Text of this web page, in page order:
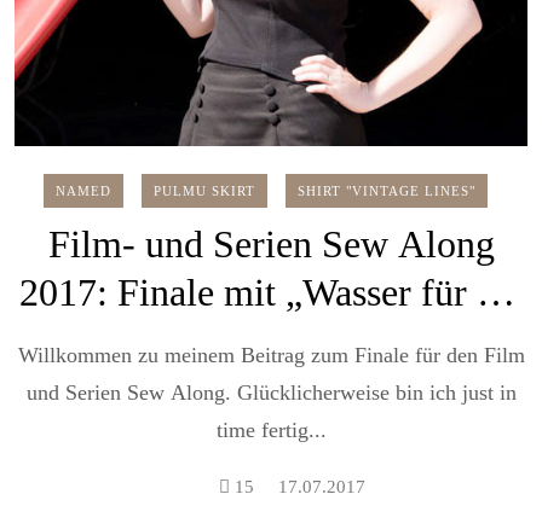
NAMED PULMU SKIRT SHIRT "VINTAGE LINES"
Film- und Serien Sew Along
2017: Finale mit „Wasser für die
Elefanten“
Willkommen zu meinem Beitrag zum Finale für den Film
und Serien Sew Along. Glücklicherweise bin ich just in
time fertig...
15 17.07.2017